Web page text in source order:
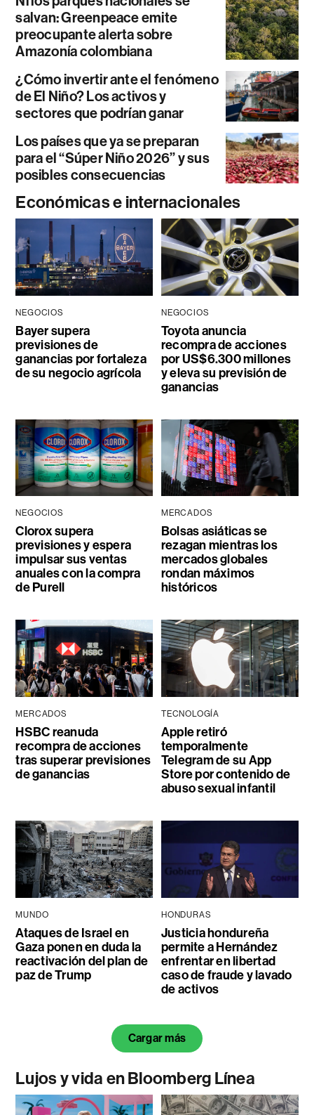
salvan: Greenpeace emite
preocupante alerta sobre
Amazonía colombiana
¿Cómo invertir ante el fenómeno
de El Niño? Los activos y
sectores que podrían ganar
Los países que ya se preparan
para el “Súper Niño 2026” y sus
posibles consecuencias
Económicas e internacionales
NEGOCIOS
Bayer supera
previsiones de
ganancias por fortaleza
de su negocio agrícola
NEGOCIOS
Toyota anuncia
recompra de acciones
por US$6.300 millones
y eleva su previsión de
ganancias
NEGOCIOS
Clorox supera
previsiones y espera
impulsar sus ventas
anuales con la compra
de Purell
MERCADOS
Bolsas asiáticas se
rezagan mientras los
mercados globales
rondan máximos
históricos
MERCADOS
HSBC reanuda
recompra de acciones
tras superar previsiones
de ganancias
TECNOLOGÍA
Apple retiró
temporalmente
Telegram de su App
Store por contenido de
abuso sexual infantil
MUNDO
Ataques de Israel en
Gaza ponen en duda la
reactivación del plan de
paz de Trump
HONDURAS
Justicia hondureña
permite a Hernández
enfrentar en libertad
caso de fraude y lavado
de activos
Cargar más
Lujos y vida en Bloomberg Línea